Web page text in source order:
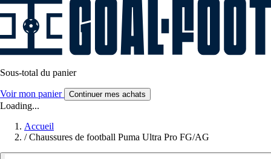
Sous-total du panier
Voir mon panier Continuer mes achats
Loading...
Accueil
/ Chaussures de football Puma Ultra Pro FG/AG